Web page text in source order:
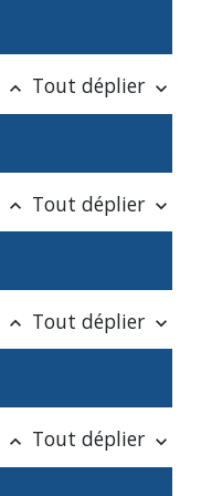
keyboard_arrow_up Tout déplier keyboard_arrow_down
keyboard_arrow_up Tout déplier keyboard_arrow_down
keyboard_arrow_up Tout déplier keyboard_arrow_down
keyboard_arrow_up Tout déplier keyboard_arrow_down